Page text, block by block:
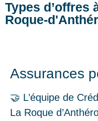
Types d’offres
Roque-
Assurances
🤝 L’équipe de
La Roque